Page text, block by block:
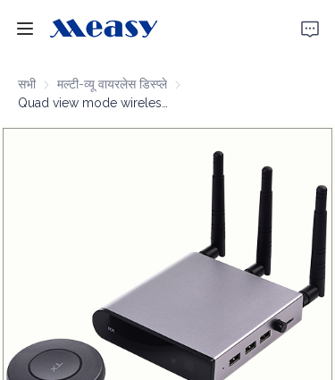
सभी मल्टी-व्यू वायरलेस डिस्प्ले मल्टी-व्यू वायरलेस डिस्प्ले
होम
उत्पाद